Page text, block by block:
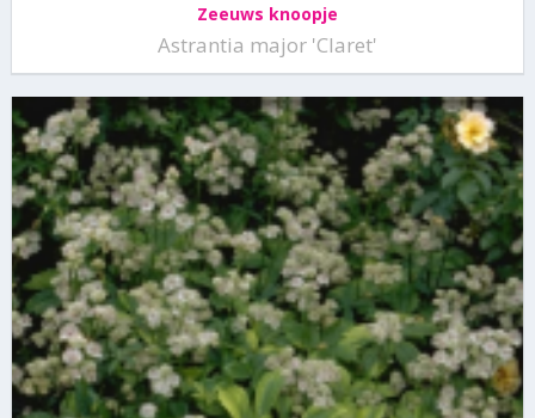
Zeeuws knoopje
Astrantia major 'Claret'